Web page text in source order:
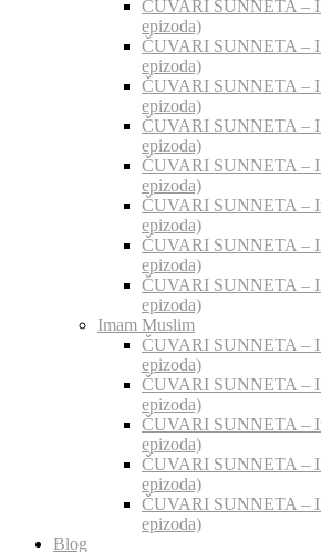
ČUVARI SUNNETA –
epizoda)
ČUVARI SUNNETA –
epizoda)
ČUVARI SUNNETA –
epizoda)
ČUVARI SUNNETA –
epizoda)
ČUVARI SUNNETA –
epizoda)
ČUVARI SUNNETA –
epizoda)
ČUVARI SUNNETA –
epizoda)
ČUVARI SUNNETA –
epizoda)
Imam Muslim
ČUVARI SUNNETA –
epizoda)
ČUVARI SUNNETA –
epizoda)
ČUVARI SUNNETA –
epizoda)
ČUVARI SUNNETA –
epizoda)
ČUVARI SUNNETA –
epizoda)
Blog